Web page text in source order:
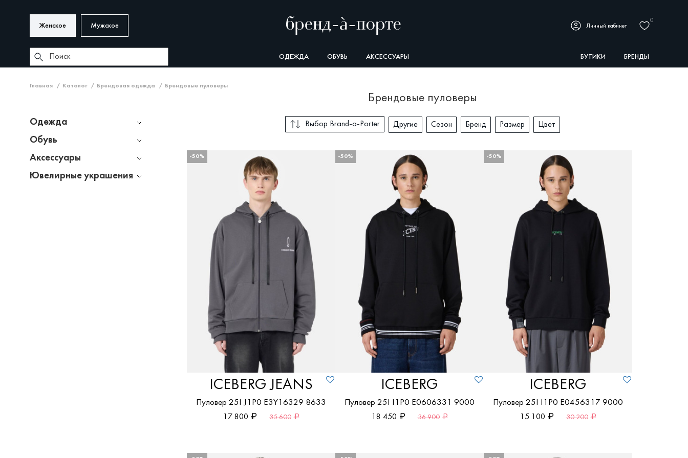
Женское Мужское Личный кабинет
0
ОДЕЖДА ОБУВЬ АКСЕССУАРЫ БУТИКИ БРЕНДЫ
Главная Каталог Брендовая одежда Брендовые пуловеры
Одежда
Обувь
Аксессуары
Ювелирные украшения
брендовые пуловеры
Выбор Brand-a-Porter
СОРТИРОВКА
Новые поступления
По возрастанию цены
По убыванию цены
Другие
ДРУГИЕ
Сезон
СЕЗОН
ПОКАЗАТЬ ТОВАРЫ
Бренд
БРЕНД
GIUSEPPE ZANOTTI
ICEBERG
ICEBERG JEANS
ПОКАЗАТЬ ТОВАРЫ
Размер
РАЗМЕР
XL
XS
XXL
XXXL
ПОКАЗАТЬ ТОВАРЫ
Цвет
Белый
Зелёный
Коричневый
Хаки
-50%
ICEBERG JEANS
Пуловер 25I J1P0 E3Y16329 8633
17 800
35 600
-50%
ICEBERG
Пуловер 25I I1P0 E0606331 9000
18 450
36 900
-50%
ICEBERG
Пуловер 25I I1P0 E0456317 9000
15 100
30 200